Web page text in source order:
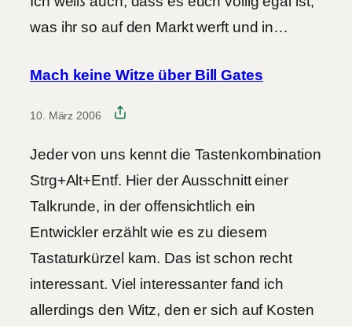
was ihr so auf den Markt werft und in…
Mach keine Witze über Bill Gates
10. März 2006
Jeder von uns kennt die Tastenkombination
Strg+Alt+Entf. Hier der Ausschnitt einer
Talkrunde, in der offensichtlich ein
Entwickler erzählt wie es zu diesem
Tastaturkürzel kam. Das ist schon recht
interessant. Viel interessanter fand ich
allerdings den Witz, den er sich auf Kosten